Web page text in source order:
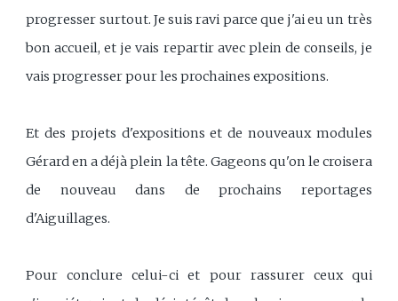
progresser surtout. Je suis ravi parce que j'ai eu un très
bon accueil, et je vais repartir avec plein de conseils, je
vais progresser pour les prochaines expositions.
Et des projets d'expositions et de nouveaux modules
Gérard en a déjà plein la tête. Gageons qu'on le croisera
de nouveau dans de prochains reportages
d'Aiguillages.
Pour conclure celui-ci et pour rassurer ceux qui